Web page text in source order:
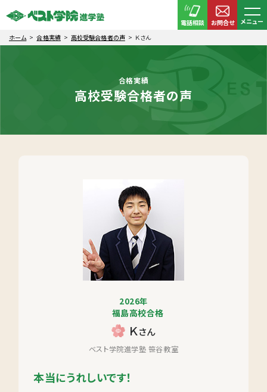
電話相談 お問合せ
メニュー
ホーム
合格実績 高校受験合格者の声 Ｋさん
合格実績
高校受験合格者の声
2026年
福島高校合格
Ｋさん
ベスト学院進学塾 笹谷教室
本当にうれしいです！